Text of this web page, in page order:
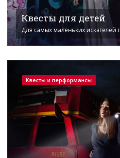
Квесты для детей
Для самых маленьких искателей
Квесты и перформансы